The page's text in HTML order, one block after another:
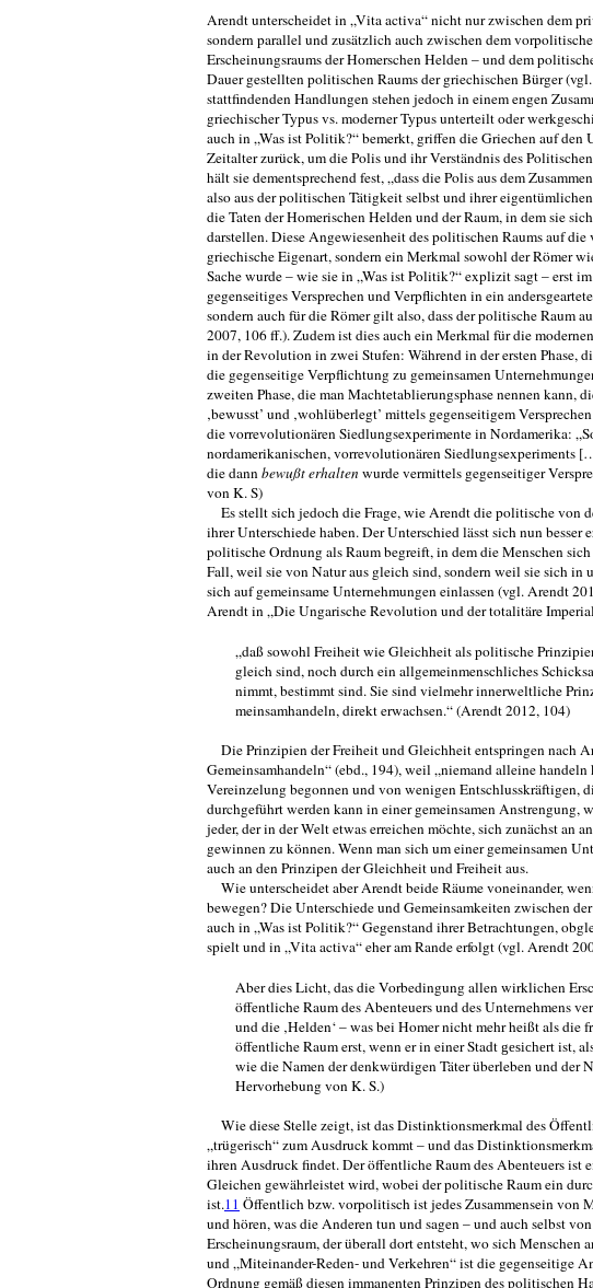
Arendt unterscheidet in „Vita activa“ nicht nur zwischen dem
sondern parallel und zusätzlich auch zwischen dem
Erscheinungsraums der Homerschen Helden – und dem
Dauer gestellten politischen Raums der griechischen Bürger
stattfindenden Handlungen stehen jedoch in ei­nem engen
griechischer Typus vs. moderner Typus unterteilt oder
auch in „Was ist Politik?“ bemerkt, griffen die Griechen auf
Zeitalter zurück, um die Polis und ihr Verständ­nis des
hält sie dementsprechend fest, „dass die Polis aus dem
also aus der politischen Tätigkeit selbst und ihrer
die Taten der Homerischen Helden und der Raum, in dem sie
darstellen. Diese Angewiesenheit des politischen Raums auf
griechische Eigenart, sondern ein Merk­mal sowohl der Römer
Sache wurde – wie sie in „Was ist Politik?“ explizit sagt – erst
gegenseitiges Versprechen und Verpflichten in ein
sondern auch für die Römer gilt also, dass der politische Raum
2007, 106 ff.). Zudem ist dies auch ein Merkmal für die
in der Revolution in zwei Stu­fen: Während in der ersten Phase,
die gegenseitige Verpflichtung zu gemeinsamen
zweiten Phase, die man Machtetablierungsphase nennen
‚bewusst’ und ‚wohlüberlegt’ mit­tels gegenseitigem
die vorrevolutionären Siedlungsexperimente in Nordamerika:
nordamerika­nischen, vorrevolutionären Siedlungsexperiments
die dannbewußt erhalten wurde vermit­tels gegenseitiger
von K. S)
Es stellt sich jedoch die Frage, wie Arendt die politische von
ihrer Unterschiede haben. Der Unterschied lässt sich nun
politische Ordnung als Raum begreift, in dem die Menschen
Fall, weil sie von Natur aus gleich sind, sondern weil sie sich in
sich auf gemeinsame Unternehmungen einlassen (vgl. Arendt
Arendt in „Die Ungarische Revolution und der totalitäre
„daß sowohl Freiheit wie Gleichheit als politische
gleich sind, noch durch ein allgemeinmenschliches
nimmt, bestimmt sind. Sie sind vielmehr innerweltliche
meinsamhandeln, direkt erwachsen.“ (Arendt 2012, 104)
Die Prinzipien der Freiheit und Gleichheit entspringen nach
Gemeinsamhandeln“ (ebd., 194), weil „niemand alleine
Vereinzelung begonnen und von wenigen Entschlusskräftigen,
durchgeführt werden kann in ei­ner gemeinsamen
jeder, der in der Welt etwas erreichen möchte, sich zunächst an
gewinnen zu können. Wenn man sich um einer gemeinsamen
auch an den Prinzipen der Gleichheit und Freiheit aus.
Wie unterscheidet aber Arendt beide Räume voneinander,
bewegen? Die Unterschiede und Gemeinsamkeiten zwischen
auch in „Was ist Politik?“ Gegenstand ihrer Betrachtungen,
spielt und in „Vita activa“ eher am Rande erfolgt (vgl. Arendt
Aber dies Licht, das die Vorbedingung allen wirklichen
öffentliche Raum des Abenteuers und des Unternehmens
und die ‚Helden‘ – was bei Homer nicht mehr heißt als
öffentli­che Raum erst, wenn er in einer Stadtgesichert ist,
wie die Namen der denkwürdigen Täter überleben und der
Hervorhebung von K. S.)
Wie diese Stelle zeigt, ist das Distinktionsmerkmal des
„trügerisch“ zum Ausdruck kommt – und das
ihren Ausdruck findet. Der öffentliche Raum des Abenteuers ist
Gleichen ge­währleistet wird, wobei der politische Raum ein
ist.11 Öffentlich bzw. vorpolitisch ist jedes Zu­sammensein von
und hören, was die Anderen tun und sagen – und auch selbst
Erscheinungsraum, der überall dort entsteht, wo sich
und „Miteinander-Reden- und Verkehren“ ist die gegenseitige
Ordnung gemäß diesen immanenten Prinzipen des politischen